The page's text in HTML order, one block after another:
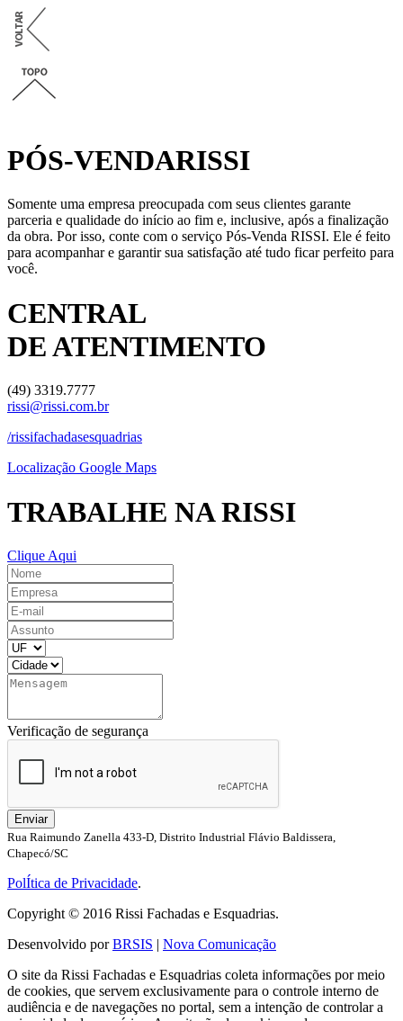
PÓS-VENDARISSI
Somente uma empresa preocupada com seus clientes garante
parceria e qualidade do início ao fim e, inclusive, após a finalização
da obra. Por isso, conte com o serviço Pós-Venda RISSI. Ele é feito
para acompanhar e garantir sua satisfação até tudo ficar perfeito para
você.
CENTRAL
DE ATENTIMENTO
(49) 3319.7777
rissi@rissi.com.br
/rissifachadasesquadrias
Localização Google Maps
TRABALHE NA RISSI
Clique Aqui
Verificação de segurança
Enviar
Rua Raimundo Zanella 433-D, Distrito Industrial Flávio Baldissera,
Chapecó/SC
PolÍtica de Privacidade.
Copyright © 2016 Rissi Fachadas e Esquadrias.
Desenvolvido porBRSIS | Nova Comunicação
O site da Rissi Fachadas e Esquadrias coleta informações por meio
de cookies, que servem exclusivamente para o controle interno de
audiência e de navegações no portal, sem a intenção de controlar a